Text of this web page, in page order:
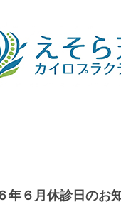
年６月休診日のお